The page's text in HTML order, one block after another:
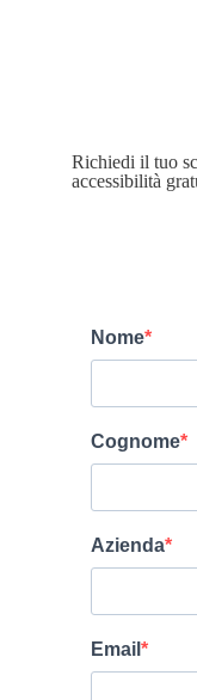
Richiedi il tuo
accessibilità
Nome
Cognome
Azienda
Email